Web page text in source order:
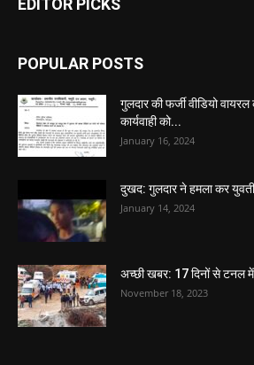
EDITOR PICKS
POPULAR POSTS
गुलदार की फर्जी वीडियो
कार्यवाही को...
January 16, 2024
दुखद: गुलदार ने हमला कर
January 14, 2024
अच्छी खबर: 17 दिनों से
November 18, 2023